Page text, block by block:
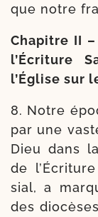
que notre
Chapitre II
l’Écriture
l’Église sur
8. Notre
par une
Dieu dans
de
sial, a
des